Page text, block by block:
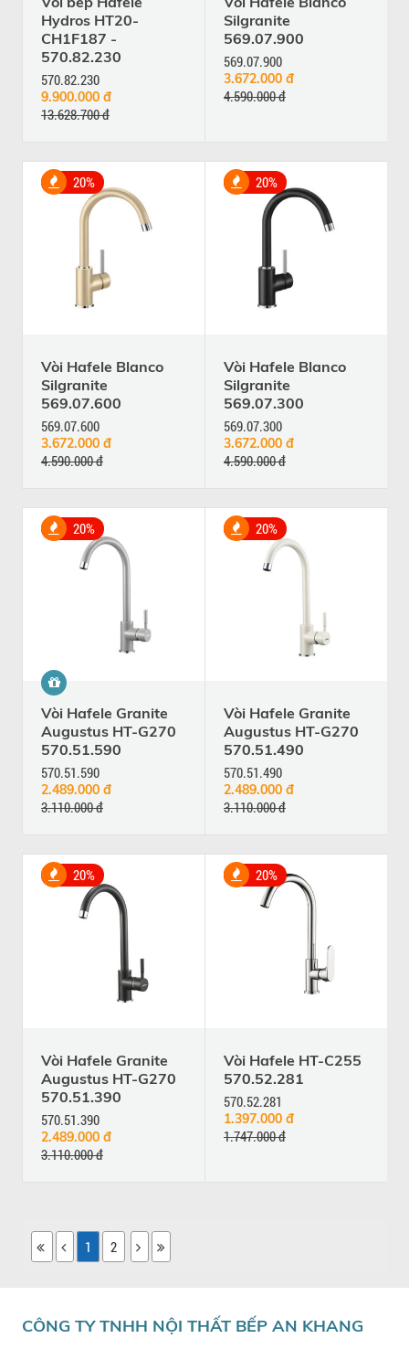
Hydros HT20-
CH1F187 -
570.82.230
570.82.230
9.900.000 đ
13.628.700 đ
Silgranite
569.07.900
569.07.900
3.672.000 đ
4.590.000 đ
20%
Vòi Hafele Blanco
Silgranite
569.07.600
569.07.600
3.672.000 đ
4.590.000 đ
20%
Vòi Hafele Blanco
Silgranite
569.07.300
569.07.300
3.672.000 đ
4.590.000 đ
20%
Vòi Hafele Granite
Augustus HT-G270
570.51.590
570.51.590
2.489.000 đ
3.110.000 đ
20%
Vòi Hafele Granite
Augustus HT-G270
570.51.490
570.51.490
2.489.000 đ
3.110.000 đ
20%
Vòi Hafele Granite
Augustus HT-G270
570.51.390
570.51.390
2.489.000 đ
3.110.000 đ
20%
Vòi Hafele HT-C255
570.52.281
570.52.281
1.397.000 đ
1.747.000 đ
1 2
CÔNG TY TNHH NỘI THẤT BẾP AN KHANG